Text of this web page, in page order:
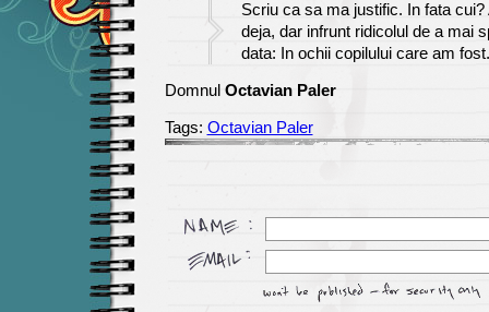
10
Scriu ca sa ma justific. In fata
deja, dar infrunt ridicolul de a mai
data: In ochii copilului care am
Domnul Octavian Paler
Tags: Octavian Paler